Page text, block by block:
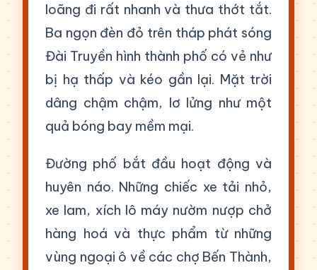
loãng đi rất nhanh và thưa thớt tắt.
Ba ngọn đèn đỏ trên tháp phát sóng
Đài Truyền hình thành phố có vẻ như
bị hạ thấp và kéo gần lại. Mặt trời
dâng chậm chậm, lơ lửng như một
quả bóng bay mềm mại.
Đường phố bắt đầu hoạt động và
huyên náo. Những chiếc xe tải nhỏ,
xe lam, xích lô máy nườm nượp chở
hàng hoá và thực phẩm từ những
vùng ngoại ô về các chợ Bến Thành,